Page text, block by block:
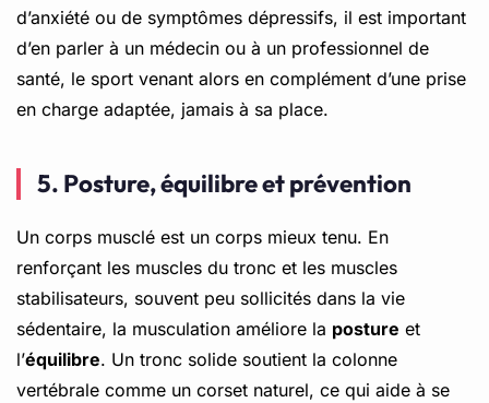
d’anxiété ou de symptômes dépressifs, il est important
d’en parler à un médecin ou à un professionnel de
santé, le sport venant alors en complément d’une prise
en charge adaptée, jamais à sa place.
5. Posture, équilibre et prévention
Un corps musclé est un corps mieux tenu. En
renforçant les muscles du tronc et les muscles
stabilisateurs, souvent peu sollicités dans la vie
sédentaire, la musculation améliore la posture et
l’équilibre. Un tronc solide soutient la colonne
vertébrale comme un corset naturel, ce qui aide à se